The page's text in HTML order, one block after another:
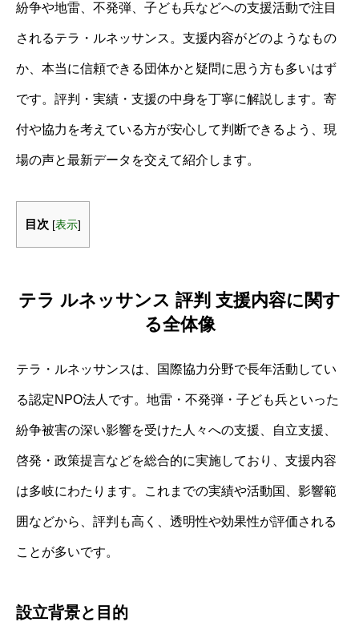
紛争や地雷、不発弾、子ども兵などへの支援活動で注目
されるテラ・ルネッサンス。支援内容がどのようなもの
か、本当に信頼できる団体かと疑問に思う方も多いはず
です。評判・実績・支援の中身を丁寧に解説します。寄
付や協力を考えている方が安心して判断できるよう、現
場の声と最新データを交えて紹介します。
目次 [表示]
テラ ルネッサンス 評判 支援内容に関す
る全体像
テラ・ルネッサンスは、国際協力分野で長年活動してい
る認定NPO法人です。地雷・不発弾・子ども兵といった
紛争被害の深い影響を受けた人々への支援、自立支援、
啓発・政策提言などを総合的に実施しており、支援内容
は多岐にわたります。これまでの実績や活動国、影響範
囲などから、評判も高く、透明性や効果性が評価される
ことが多いです。
設立背景と目的